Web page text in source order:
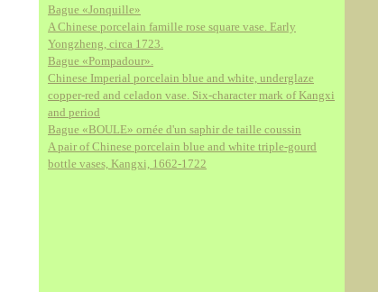
Bague «Jonquille»
A Chinese porcelain famille rose square vase. Early
Yongzheng, circa 1723.
Bague «Pompadour».
Chinese Imperial porcelain blue and white, underglaze
copper-red and celadon vase. Six-character mark of Kangxi
and period
Bague «BOULE» ornée d'un saphir de taille coussin
A pair of Chinese porcelain blue and white triple-gourd
bottle vases, Kangxi, 1662-1722